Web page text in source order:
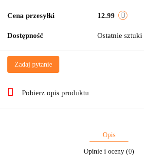
Cena przesyłki 12.99
Dostępność Ostatnie sztuki
Zadaj pytanie
Pobierz opis produktu
Opis
Opinie i oceny (0)